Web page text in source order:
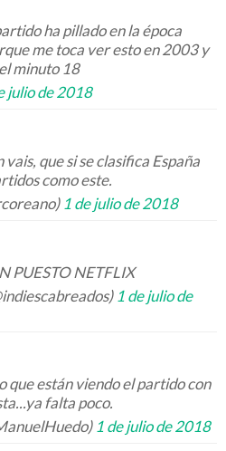
ha pillado en la época
me toca ver esto en 2003 y
minuto 18
julio de 2018
vais, que si se clasifica España
como este.
1 de julio de 2018
PUESTO NETFLIX
1 de julio de
que están viendo el partido con
falta poco.
1 de julio de 2018